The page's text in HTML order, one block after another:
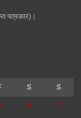
पत्रकार)।
S S
6 7